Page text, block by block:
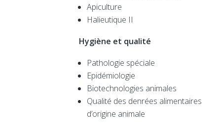
Apiculture
Halieutique II
Hygiène et qualité
Pathologie spéciale
Epidémiologie
Biotechnologies animales
Qualité des denrées alimentaires
d’origine animale